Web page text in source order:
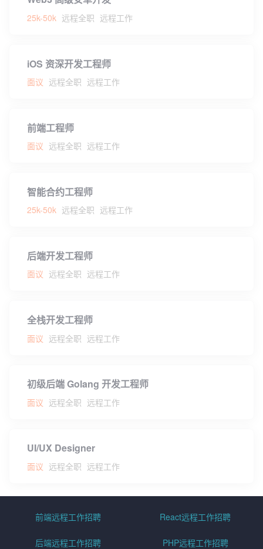
25k-50k 远程全职 远程工作
iOS 资深开发工程师
面议 远程全职 远程工作
前端工程师
面议 远程全职 远程工作
智能合约工程师
25k-50k 远程全职 远程工作
后端开发工程师
面议 远程全职 远程工作
全栈开发工程师
面议 远程全职 远程工作
初级后端 Golang 开发工程师
面议 远程全职 远程工作
UI/UX Designer
面议 远程全职 远程工作
前端远程工作招聘 React远程工作招聘
后端远程工作招聘 PHP远程工作招聘